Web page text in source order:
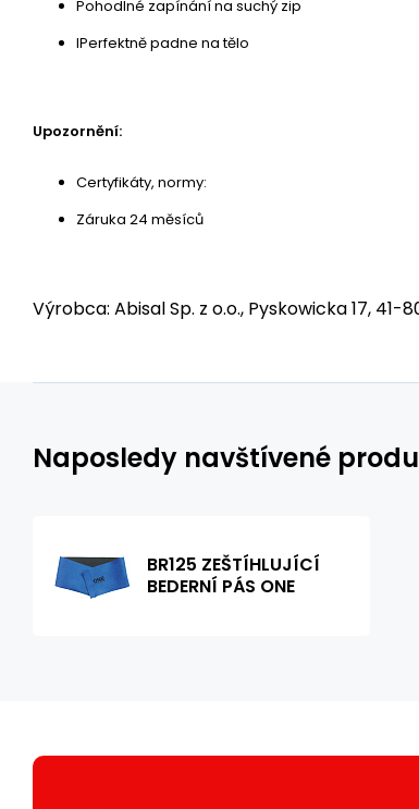
Pohodlné zapínání na suchý zip
IPerfektně padne na tělo
Upozornění:
Certyfikáty, normy:
Záruka 24 měsíců
Výrobca: Abisal Sp. z o.o., Pyskowicka 17, 41-
Naposledy navštívené
BR125 ZEŠTÍHLUJÍCÍ
BEDERNÍ PÁS ONE